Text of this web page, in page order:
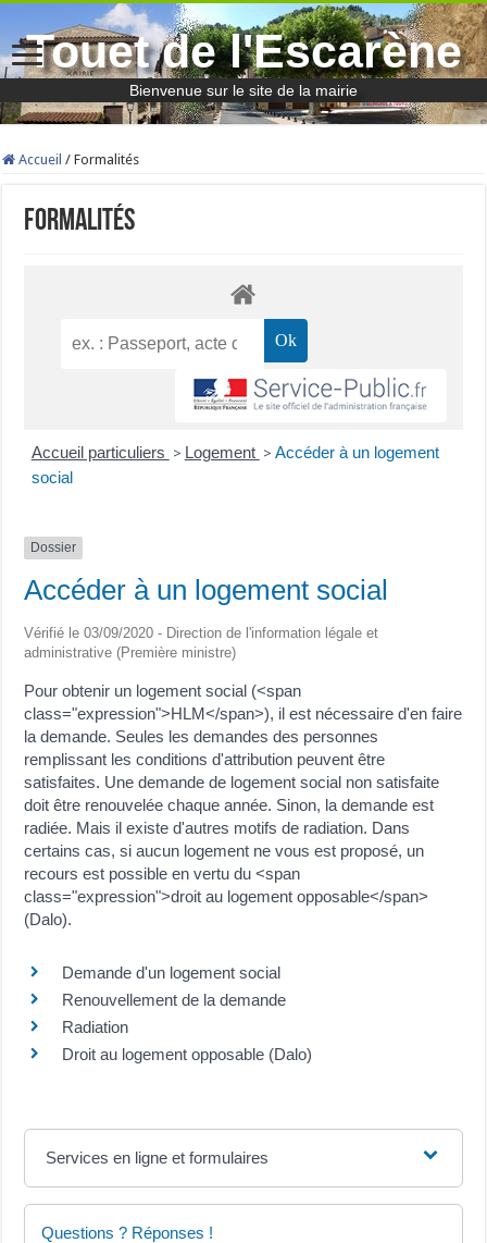
Touet de l'Escarène
Bienvenue sur le site de la mairie
Accueil / Formalités
Formalités
Accueil particuliers > Logement > Accéder à un logement
social
Dossier
Accéder à un logement social
Vérifié le 03/09/2020 - Direction de l'information légale et
administrative (Première ministre)
Pour obtenir un logement social (<span
class="expression">HLM</span>), il est nécessaire d'en faire
la demande. Seules les demandes des personnes
remplissant les conditions d'attribution peuvent être
satisfaites. Une demande de logement social non satisfaite
doit être renouvelée chaque année. Sinon, la demande est
radiée. Mais il existe d'autres motifs de radiation. Dans
certains cas, si aucun logement ne vous est proposé, un
recours est possible en vertu du <span
class="expression">droit au logement opposable</span>
(Dalo).
Demande d'un logement social
Renouvellement de la demande
Radiation
Droit au logement opposable (Dalo)
Services en ligne et formulaires
Questions ? Réponses !